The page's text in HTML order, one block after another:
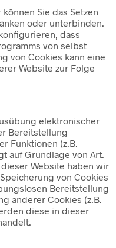
Sie das Setzen
oder unterbinden.
dass
von selbst
von Cookies kann eine
Website zur Folge
elektronischer
Bereitstellung
Funktionen (z.B.
auf Grundlage von Art.
dieser Website haben wir
von Cookies
Bereitstellung
anderer Cookies (z.B.
diese in dieser